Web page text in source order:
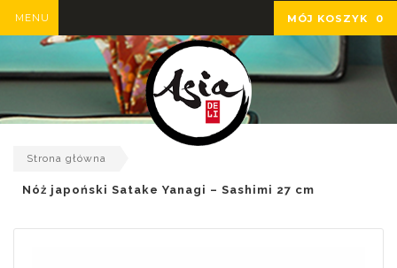
MÓJ KOSZYK 0
MENU
Strona główna
Nóż japoński Satake Yanagi – Sashimi 27 cm